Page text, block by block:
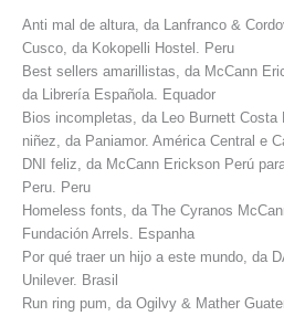
Anti mal de altura, da Lanfranco &
Cusco, da Kokopelli Hostel. Peru
Best sellers amarillistas, da McCann
da Librería Española. Equador
Bios incompletas, da Leo Burnett
niñez, da Paniamor. América Central e
DNI feliz, da McCann Erickson Perú
Peru. Peru
Homeless fonts, da The Cyranos
Fundación Arrels. Espanha
Por qué traer un hijo a este mundo, da
Unilever. Brasil
Run ring pum, da Ogilvy & Mather